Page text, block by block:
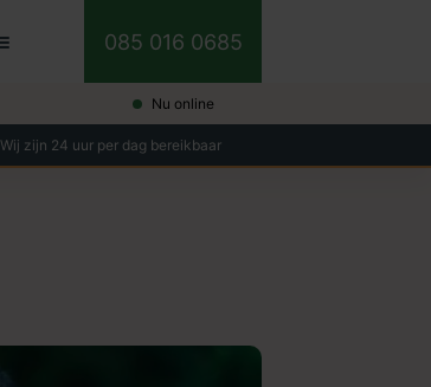
085 016 0685
Nu online
Wij zijn 24 uur per dag bereikbaar